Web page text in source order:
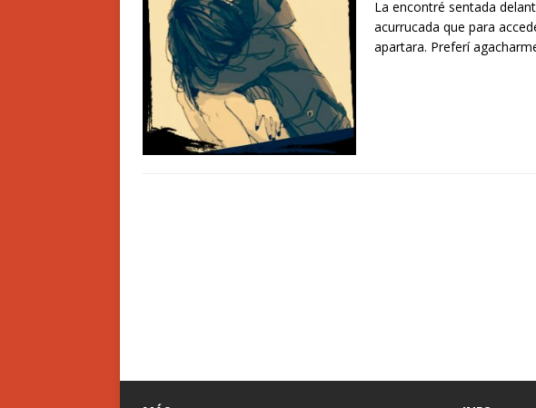
La encontré sentada
acurrucada que para
apartara. Preferí